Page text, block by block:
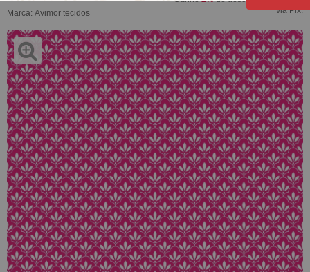
Marca: Avimor tecidos
via Pix.